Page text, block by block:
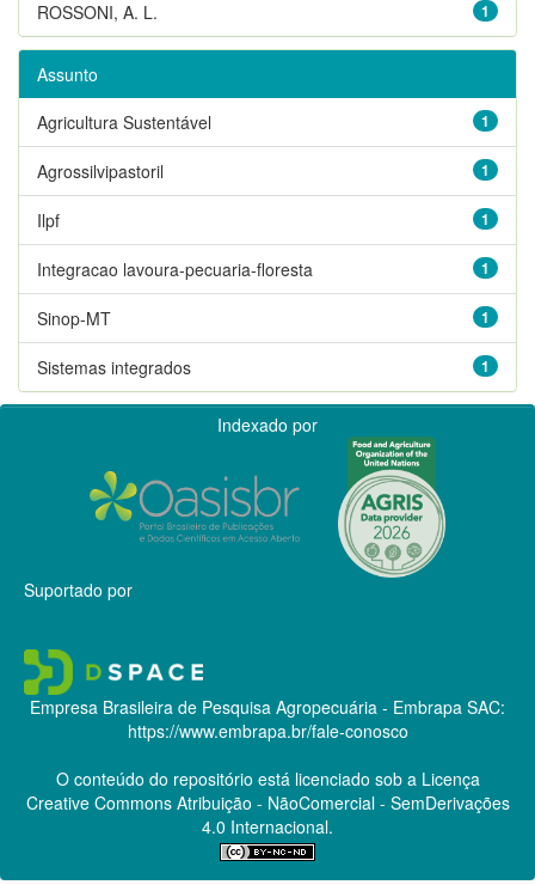
1
ROSSONI, A. L.
Assunto
1
Agricultura Sustentável
1
Agrossilvipastoril
1
Ilpf
1
Integracao lavoura-pecuaria-floresta
1
Sinop-MT
1
Sistemas integrados
Indexado por
Suportado por
Empresa Brasileira de Pesquisa Agropecuária - Embrapa SAC:
https://www.embrapa.br/fale-conosco
O conteúdo do repositório está licenciado sob a Licença
Creative CommonsAtribuição - NãoComercial - SemDerivações
4.0 Internacional.